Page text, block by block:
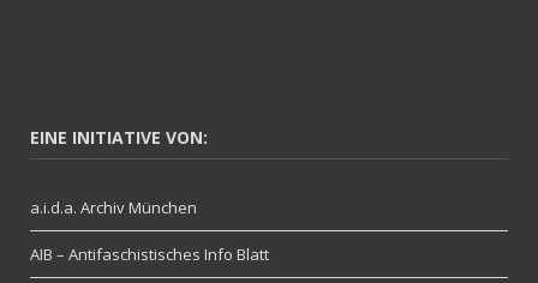
EINE INITIATIVE VON:
a.i.d.a. Archiv München
AIB – Antifaschistisches Info Blatt